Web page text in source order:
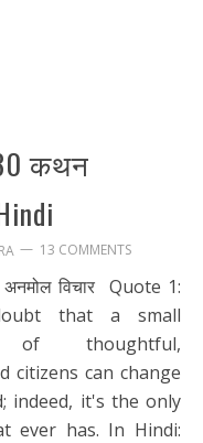
30 कथन
13 COMMENTS
अनमोल विचार Quote 1:
that a small
of thoughtful,
citizens can change
indeed, it's the only
ever has. In Hindi: